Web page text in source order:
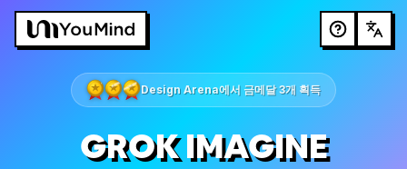
Design Arena에서 금메달 3개 획득
GROK IMAGINE